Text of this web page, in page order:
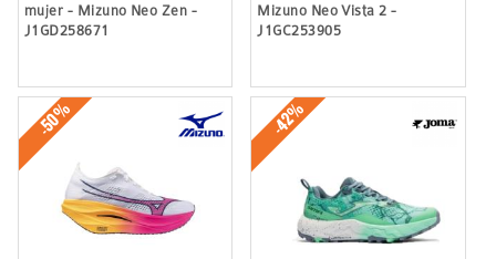
mujer - Mizuno Neo Zen -
J1GD258671
Mizuno Neo Vista 2 -
J1GC253905
-50% -42%